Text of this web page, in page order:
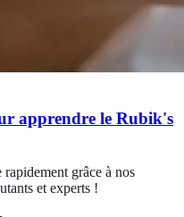
apprendre le Rubik's
grâce à nos
et experts !